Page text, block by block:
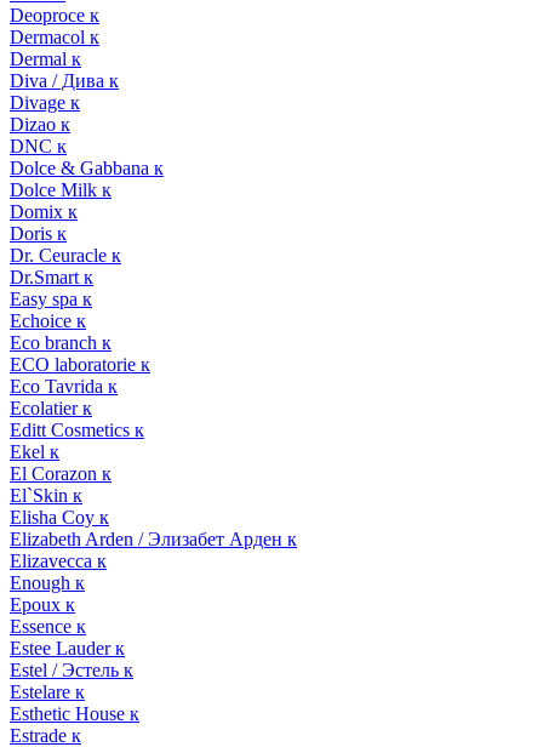
Deoproce к
Dermacol к
Dermal к
Diva / Дива к
Divage к
Dizao к
DNC к
Dolce & Gabbana к
Dolce Milk к
Domix к
Doris к
Dr. Ceuracle к
Dr.Smart к
Easy spa к
Echoice к
Eco branch к
ECO laboratorie к
Eco Tavrida к
Ecolatier к
Editt Cosmetics к
Ekel к
El Corazon к
El`Skin к
Elisha Coy к
Elizabeth Arden / Элизабет Арден к
Elizavecca к
Enough к
Epoux к
Essence к
Estee Lauder к
Estel / Эстель к
Estelare к
Esthetic House к
Estrade к